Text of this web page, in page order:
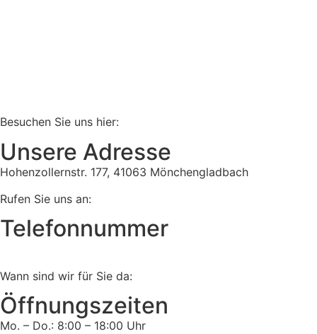
Besuchen Sie uns hier:
Unsere Adresse
Hohenzollernstr. 177, 41063 Mönchengladbach
Rufen Sie uns an:
Telefonnummer
Wann sind wir für Sie da:
Öffnungszeiten
Mo. – Do.: 8:00 – 18:00 Uhr